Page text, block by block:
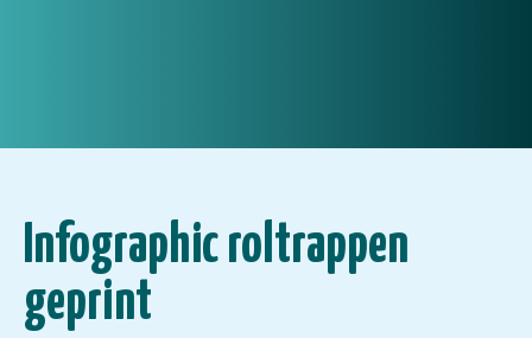
Infographic roltrappen
geprint